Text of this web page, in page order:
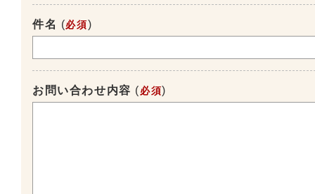
件名 (必須)
お問い合わせ内容 ( 必須)